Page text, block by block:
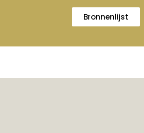
Bronnenlijst